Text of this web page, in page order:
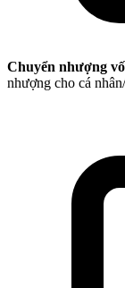
Chuyển nhượng
nhượng cho cá